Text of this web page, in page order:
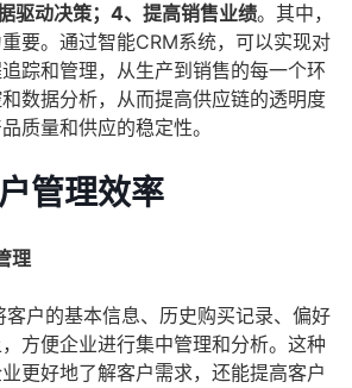
驱动决策；4、提高销售业绩。其中，
要。通过智能CRM系统，可以实现对
踪和管理，从生产到销售的每一个环
数据分析，从而提高供应链的透明度
质量和供应的稳定性。
管理效率
理
户的基本信息、历史购买记录、偏好
方便企业进行集中管理和分析。这种
更好地了解客户需求，还能提高客户